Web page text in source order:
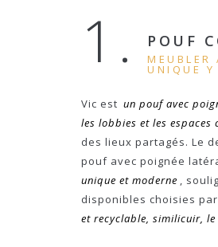
1. POUF
MEUBLER
UNIQUE Y
Vic est un pouf avec
les lobbies et les espaces
des lieux partagés. Le
pouf avec poignée
unique et moderne ,
disponibles choisies
et recyclable, similicuir,